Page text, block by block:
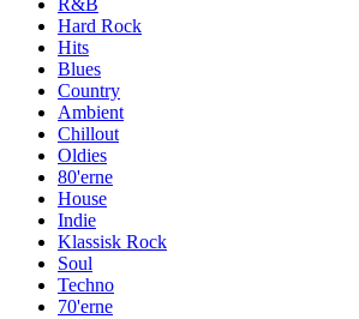
R&B
Hard Rock
Hits
Blues
Country
Ambient
Chillout
Oldies
80'erne
House
Indie
Klassisk Rock
Soul
Techno
70'erne